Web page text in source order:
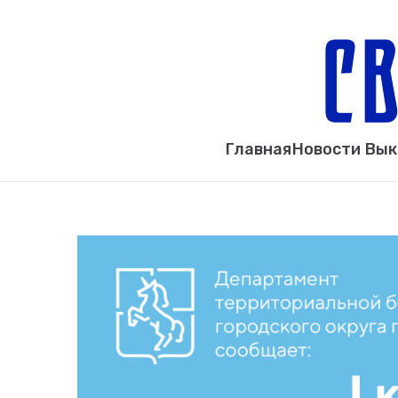
ГлавнаяНовости